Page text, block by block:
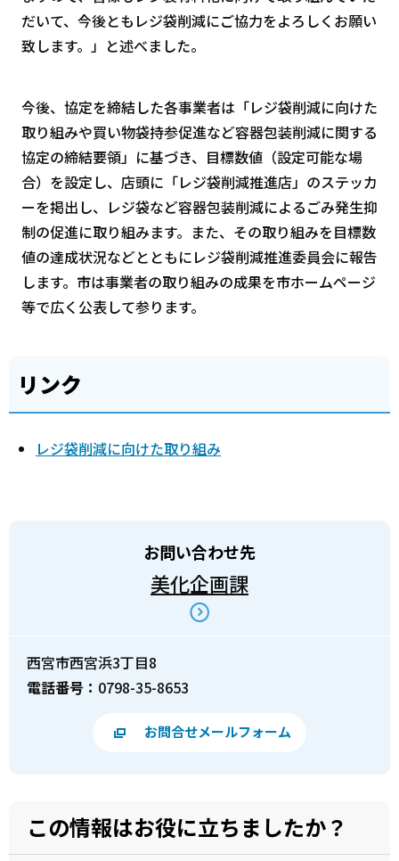
だいて、今後ともレジ袋削減にご協力をよろしくお願い
致します。」と述べました。
今後、協定を締結した各事業者は「レジ袋削減に向けた
取り組みや買い物袋持参促進など容器包装削減に関する
協定の締結要領」に基づき、目標数値（設定可能な場
合）を設定し、店頭に「レジ袋削減推進店」のステッカ
ーを掲出し、レジ袋など容器包装削減によるごみ発生抑
制の促進に取り組みます。また、その取り組みを目標数
値の達成状況などとともにレジ袋削減推進委員会に報告
します。市は事業者の取り組みの成果を市ホームページ
等で広く公表して参ります。
リンク
レジ袋削減に向けた取り組み
お問い合わせ先
美化企画課
西宮市西宮浜3丁目8
電話番号： 0798-35-8653
お問合せメールフォーム
この情報はお役に立ちましたか？